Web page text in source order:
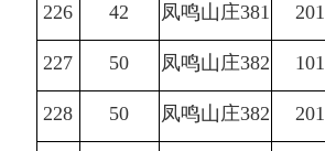
226 42 凤鸣山庄381 201
227 50 凤鸣山庄382 101
228 50 凤鸣山庄382 201